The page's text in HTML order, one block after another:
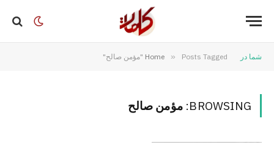
شما در Home » Posts Tagged "مؤمن صالح"
BROWSING: مؤمن صالح